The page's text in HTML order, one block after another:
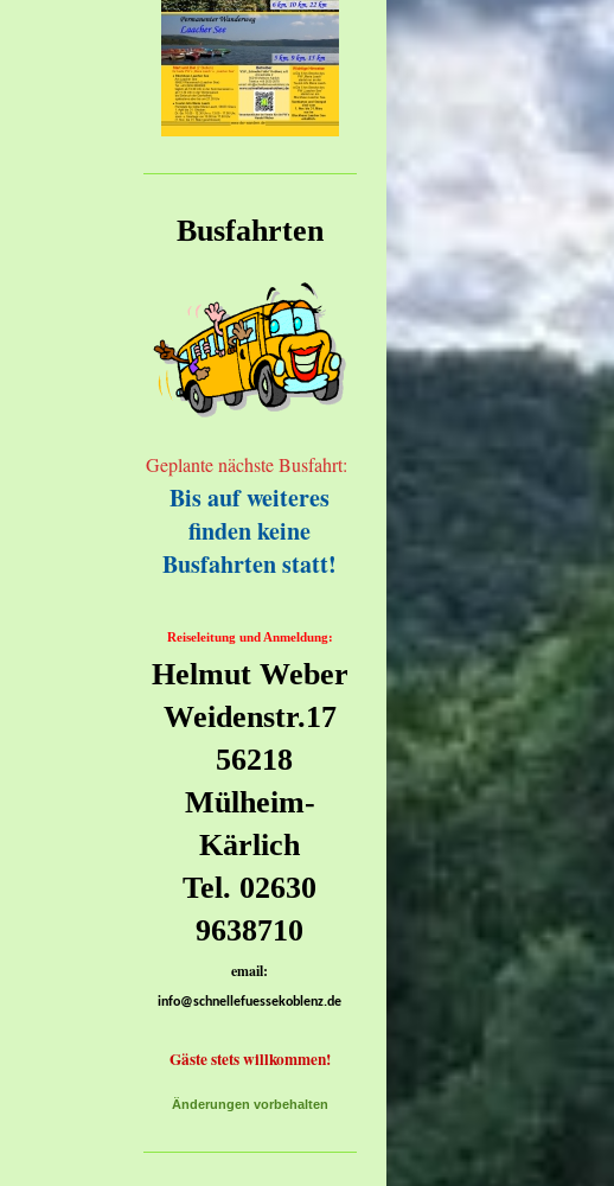
Busfahrten
Geplante nächste Busfahrt:
Bis auf weiteres
finden keine
Busfahrten statt!
Reiseleitung und Anmeldung:
Helmut Weber
Weidenstr.17
56218
Mülheim-
Kärlich
Tel. 02630
9638710
email:
info@schnellefuessekoblenz.de
Gäste stets willkommen!
Änderungen vorbehalten